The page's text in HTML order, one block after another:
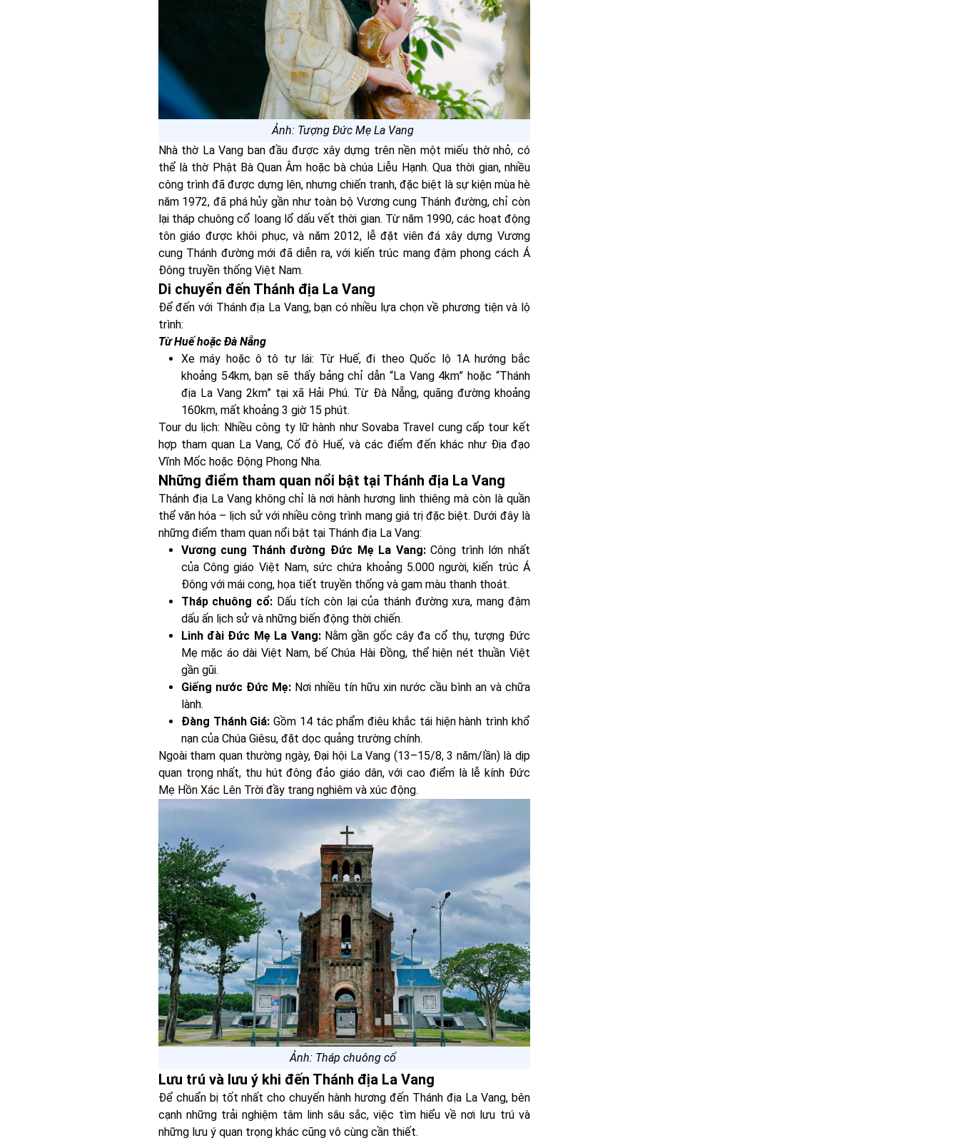
Ảnh: Tượng Đức Mẹ La Vang
Nhà thờ La Vang ban đầu được xây dựng trên nền một miếu thờ nhỏ, có
thể là thờ Phật Bà Quan Âm hoặc bà chúa Liễu Hạnh. Qua thời gian, nhiều
công trình đã được dựng lên, nhưng chiến tranh, đặc biệt là sự kiện mùa hè
năm 1972, đã phá hủy gần như toàn bộ Vương cung Thánh đường, chỉ còn
lại tháp chuông cổ loang lổ dấu vết thời gian. Từ năm 1990, các hoạt động
tôn giáo được khôi phục, và năm 2012, lễ đặt viên đá xây dựng Vương
cung Thánh đường mới đã diễn ra, với kiến trúc mang đậm phong cách Á
Đông truyền thống Việt Nam.
Di chuyển đến Thánh địa La Vang
Để đến với Thánh địa La Vang, bạn có nhiều lựa chọn về phương tiện và lộ
trình:
Từ Huế hoặc Đà Nẵng
Xe máy hoặc ô tô tự lái: Từ Huế, đi theo Quốc lộ 1A hướng bắc
khoảng 54km, bạn sẽ thấy bảng chỉ dẫn “La Vang 4km” hoặc “Thánh
địa La Vang 2km” tại xã Hải Phú. Từ Đà Nẵng, quãng đường khoảng
160km, mất khoảng 3 giờ 15 phút.
Tour du lịch: Nhiều công ty lữ hành như Sovaba Travel cung cấp tour kết
hợp tham quan La Vang, Cố đô Huế, và các điểm đến khác như Địa đạo
Vĩnh Mốc hoặc Động Phong Nha.
Những điểm tham quan nổi bật tại Thánh địa La Vang
Thánh địa La Vang không chỉ là nơi hành hương linh thiêng mà còn là quần
thể văn hóa – lịch sử với nhiều công trình mang giá trị đặc biệt. Dưới đây là
những điểm tham quan nổi bật tại Thánh địa La Vang:
Vương cung Thánh đường Đức Mẹ La Vang:Công trình lớn nhất
của Công giáo Việt Nam, sức chứa khoảng 5.000 người, kiến trúc Á
Đông với mái cong, họa tiết truyền thống và gam màu thanh thoát.
Tháp chuông cổ: Dấu tích còn lại của thánh đường xưa, mang đậm
dấu ấn lịch sử và những biến động thời chiến.
Linh đài Đức Mẹ La Vang: Nằm gần gốc cây đa cổ thụ, tượng Đức
Mẹ mặc áo dài Việt Nam, bế Chúa Hài Đồng, thể hiện nét thuần Việt
gần gũi.
Giếng nước Đức Mẹ: Nơi nhiều tín hữu xin nước cầu bình an và chữa
lành.
Đàng Thánh Giá:Gồm 14 tác phẩm điêu khắc tái hiện hành trình khổ
nạn của Chúa Giêsu, đặt dọc quảng trường chính.
Ngoài tham quan thường ngày, Đại hội La Vang (13–15/8, 3 năm/lần) là dịp
quan trọng nhất, thu hút đông đảo giáo dân, với cao điểm là lễ kính Đức
Mẹ Hồn Xác Lên Trời đầy trang nghiêm và xúc động.
Ảnh: Tháp chuông cổ
Lưu trú và lưu ý khi đến Thánh địa La Vang
Để chuẩn bị tốt nhất cho chuyến hành hương đến Thánh địa La Vang, bên
cạnh những trải nghiệm tâm linh sâu sắc, việc tìm hiểu về nơi lưu trú và
những lưu ý quan trọng khác cũng vô cùng cần thiết.